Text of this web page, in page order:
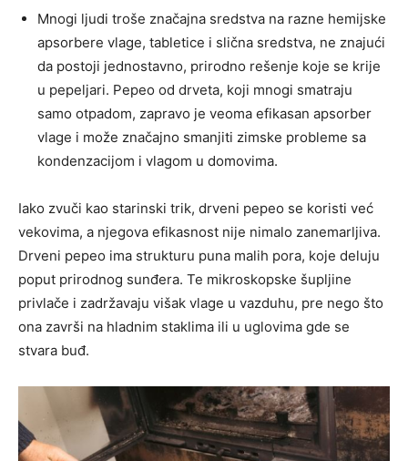
Mnogi ljudi troše značajna sredstva na razne hemijske
apsorbere vlage, tabletice i slična sredstva, ne znajući
da postoji jednostavno, prirodno rešenje koje se krije
u pepeljari. Pepeo od drveta, koji mnogi smatraju
samo otpadom, zapravo je veoma efikasan apsorber
vlage i može značajno smanjiti zimske probleme sa
kondenzacijom i vlagom u domovima.
Iako zvuči kao starinski trik, drveni pepeo se koristi već
vekovima, a njegova efikasnost nije nimalo zanemarljiva.
Drveni pepeo ima strukturu puna malih pora, koje deluju
poput prirodnog sunđera. Te mikroskopske šupljine
privlače i zadržavaju višak vlage u vazduhu, pre nego što
ona završi na hladnim staklima ili u uglovima gde se
stvara buđ.